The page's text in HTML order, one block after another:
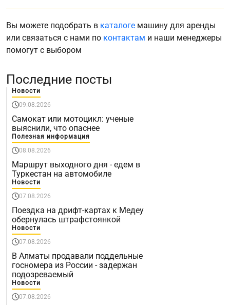
Вы можете подобрать в каталоге машину для аренды
или связаться с нами по контактам и наши менеджеры
помогут с выбором
Последние посты
Новости
09.08.2026
Самокат или мотоцикл: ученые
выяснили, что опаснее
Полезная информация
08.08.2026
Маршрут выходного дня - едем в
Туркестан на автомобиле
Новости
07.08.2026
Поездка на дрифт-картах к Медеу
обернулась штрафстоянкой
Новости
07.08.2026
В Алматы продавали поддельные
госномера из России - задержан
подозреваемый
Новости
07.08.2026